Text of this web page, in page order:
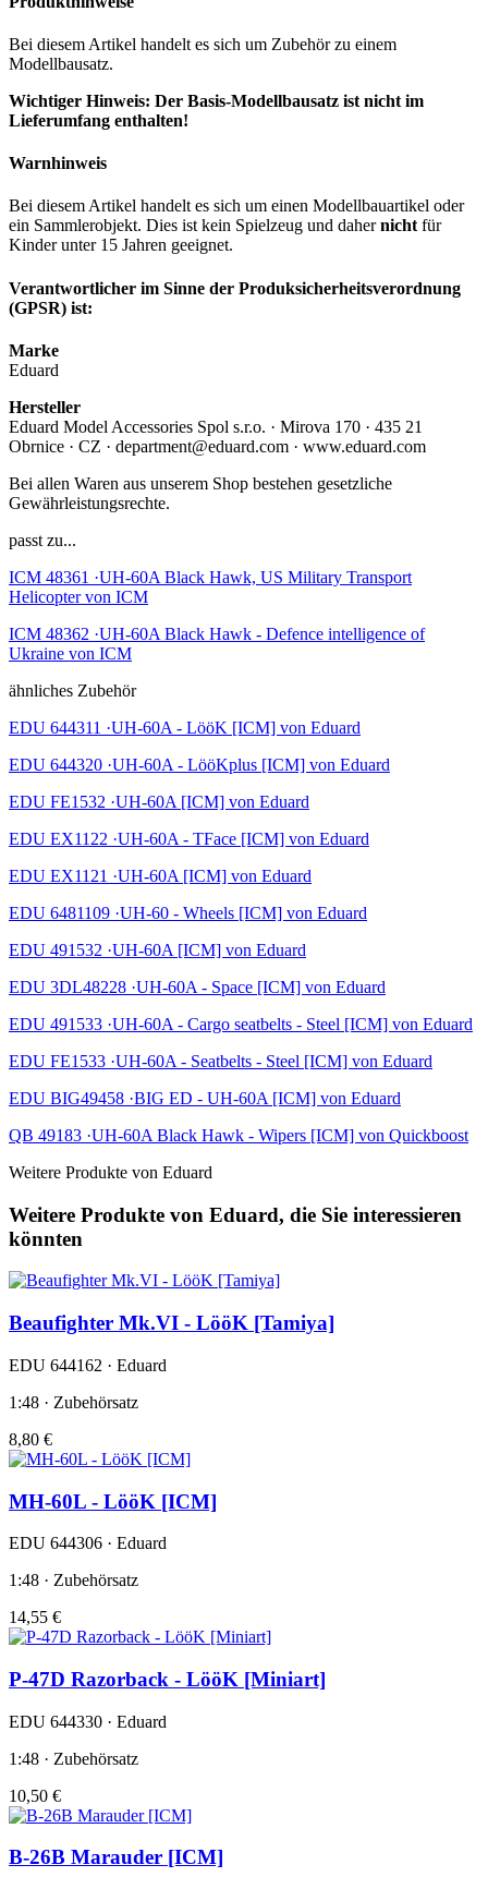
Bei diesem Artikel handelt es sich um Zubehör zu einem
Modellbausatz.
Wichtiger Hinweis: Der Basis-Modellbausatz ist nicht im
Lieferumfang enthalten!
Warnhinweis
Bei diesem Artikel handelt es sich um einen Modellbauartikel oder
ein Sammlerobjekt. Dies ist kein Spielzeug und dahernicht für
Kinder unter 15 Jahren geeignet.
Verantwortlicher im Sinne der Produksicherheitsverordnung
(GPSR) ist:
Marke
Eduard
Hersteller
Eduard Model Accessories Spol s.r.o. · Mirova 170 · 435 21
Obrnice · CZ · department@eduard.com · www.eduard.com
Bei allen Waren aus unserem Shop bestehen gesetzliche
Gewährleistungsrechte.
passt zu...
ICM 48361 ·UH-60A Black Hawk, US Military Transport
Helicopter von ICM
ICM 48362 ·UH-60A Black Hawk - Defence intelligence of
Ukraine von ICM
ähnliches Zubehör
EDU 644311 ·UH-60A - LööK [ICM] von Eduard
EDU 644320 ·UH-60A - LööKplus [ICM] von Eduard
EDU FE1532 ·UH-60A [ICM] von Eduard
EDU EX1122 ·UH-60A - TFace [ICM] von Eduard
EDU EX1121 ·UH-60A [ICM] von Eduard
EDU 6481109 ·UH-60 - Wheels [ICM] von Eduard
EDU 491532 ·UH-60A [ICM] von Eduard
EDU 3DL48228 ·UH-60A - Space [ICM] von Eduard
EDU 491533 ·UH-60A - Cargo seatbelts - Steel [ICM] von Eduard
EDU FE1533 ·UH-60A - Seatbelts - Steel [ICM] von Eduard
EDU BIG49458 ·BIG ED - UH-60A [ICM] von Eduard
QB 49183 ·UH-60A Black Hawk - Wipers [ICM] von Quickboost
Weitere Produkte von Eduard
Weitere Produkte von Eduard, die Sie interessieren
könnten
Beaufighter Mk.VI - LööK [Tamiya]
EDU 644162 · Eduard
1:48 · Zubehörsatz
8,80 €
MH-60L - LööK [ICM]
EDU 644306 · Eduard
1:48 · Zubehörsatz
14,55 €
P-47D Razorback - LööK [Miniart]
EDU 644330 · Eduard
1:48 · Zubehörsatz
10,50 €
B-26B Marauder [ICM]